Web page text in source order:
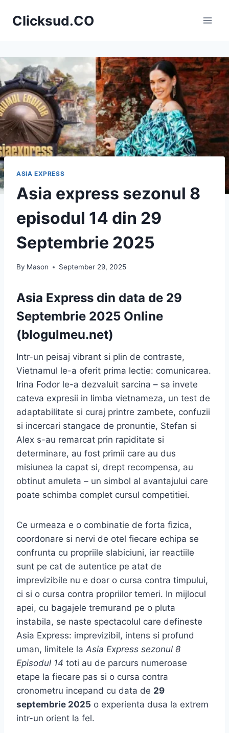
Clicksud.CO
ASIA EXPRESS
Asia express sezonul 8
episodul 14 din 29
Septembrie 2025
By Mason September 29, 2025
Asia Express din data de 29
Septembrie 2025 Online
(blogulmeu.net)
Intr-un peisaj vibrant si plin de contraste,
Vietnamul le-a oferit prima lectie: comunicarea.
Irina Fodor le-a dezvaluit sarcina – sa invete
cateva expresii in limba vietnameza, un test de
adaptabilitate si curaj printre zambete, confuzii
si incercari stangace de pronuntie, Stefan si
Alex s-au remarcat prin rapiditate si
determinare, au fost primii care au dus
misiunea la capat si, drept recompensa, au
obtinut amuleta – un simbol al avantajului care
poate schimba complet cursul competitiei.
Ce urmeaza e o combinatie de forta fizica,
coordonare si nervi de otel fiecare echipa se
confrunta cu propriile slabiciuni, iar reactiile
sunt pe cat de autentice pe atat de
imprevizibile nu e doar o cursa contra timpului,
ci si o cursa contra propriilor temeri. In mijlocul
apei, cu bagajele tremurand pe o pluta
instabila, se naste spectacolul care defineste
Asia Express: imprevizibil, intens si profund
uman, limitele la Asia Express sezonul 8
Episodul 14 toti au de parcurs numeroase
etape la fiecare pas si o cursa contra
cronometru incepand cu data de 29
septembrie 2025 o experienta dusa la extrem
intr-un orient la fel.